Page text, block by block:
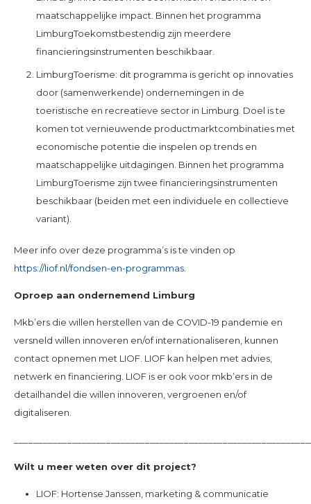
maatschappelijke impact. Binnen het programma
LimburgToekomstbestendig zijn meerdere
financieringsinstrumenten beschikbaar.
LimburgToerisme: dit programma is gericht op innovaties
door (samenwerkende) ondernemingen in de
toeristische en recreatieve sector in Limburg. Doel is te
komen tot vernieuwende productmarktcombinaties met
economische potentie die inspelen op trends en
maatschappelijke uitdagingen. Binnen het programma
LimburgToerisme zijn twee financieringsinstrumenten
beschikbaar (beiden met een individuele en collectieve
variant).
Meer info over deze programma’s is te vinden op
https://liof.nl/fondsen-en-programmas.
Oproep aan ondernemend Limburg
Mkb’ers die willen herstellen van de COVID-19 pandemie en
versneld willen innoveren en/of internationaliseren, kunnen
contact opnemen met LIOF. LIOF kan helpen met advies,
netwerk en financiering. LIOF is er ook voor mkb’ers in de
detailhandel die willen innoveren, vergroenen en/of
digitaliseren.
Wilt u meer weten over dit project?
LIOF: Hortense Janssen, marketing & communicatie